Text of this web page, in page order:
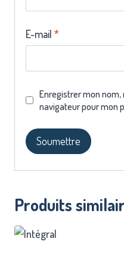
E-mail *
Enregistrer mon
navigateur pour mon
Produits